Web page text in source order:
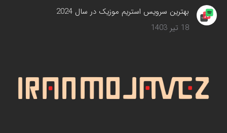
بهترین سرویس‌ استریم موزیک در سال 2024
18 تیر 1403